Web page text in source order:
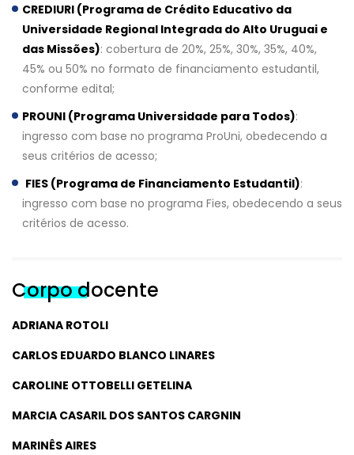
CREDIURI (Programa de Crédito Educativo da
Universidade Regional Integrada do Alto Uruguai e
das Missões): cobertura de 20%, 25%, 30%, 35%, 40%,
45% ou 50% no formato de financiamento estudantil,
conforme edital;
PROUNI (Programa Universidade para Todos):
ingresso com base no programa ProUni, obedecendo a
seus critérios de acesso;
FIES (Programa de Financiamento Estudantil):
ingresso com base no programa Fies, obedecendo a seus
critérios de acesso.
Corpo docente
ADRIANA ROTOLI
CARLOS EDUARDO BLANCO LINARES
CAROLINE OTTOBELLI GETELINA
MARCIA CASARIL DOS SANTOS CARGNIN
MARINÊS AIRES